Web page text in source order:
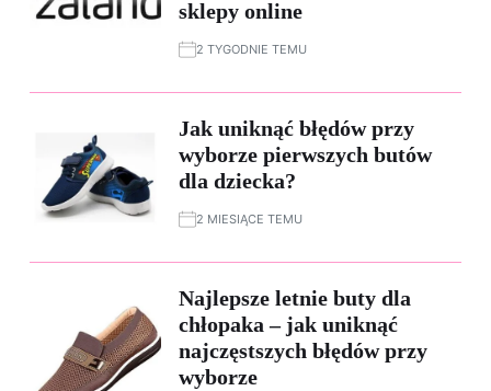
sklepy online
2 TYGODNIE TEMU
Jak uniknąć błędów przy
wyborze pierwszych butów
dla dziecka?
2 MIESIĄCE TEMU
Najlepsze letnie buty dla
chłopaka – jak uniknąć
najczęstszych błędów przy
wyborze